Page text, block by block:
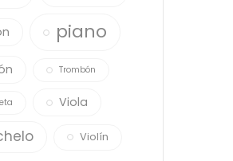
piano
Trombón
Viola
Violín